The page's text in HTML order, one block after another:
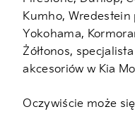
Kumho, Wredestein
Yokohama,
Żółtonos,
akcesoriów w Kia
Oczywiście może